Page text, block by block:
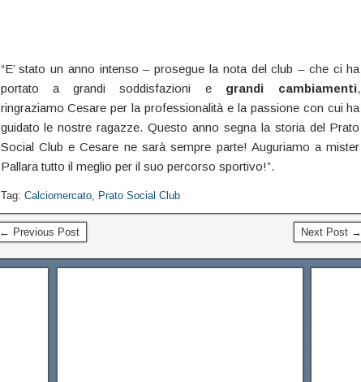
“E’ stato un anno intenso – prosegue la nota del club – che ci ha
portato a grandi soddisfazioni e grandi cambiamenti,
ringraziamo Cesare per la professionalità e la passione con cui ha
guidato le nostre ragazze. Questo anno segna la storia del Prato
Social Club e Cesare ne sarà sempre parte! Auguriamo a mister
Pallara tutto il meglio per il suo percorso sportivo!”.
Tag: Calciomercato, Prato Social Club
← Previous Post Next Post →